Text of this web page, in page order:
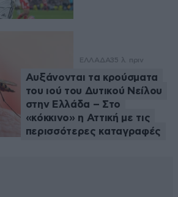
ΕΛΛΑΔΑ35 λ. πριν
Αυξάνονται τα κρούσματα
του ιού του Δυτικού Νείλου
στην Ελλάδα – Στο
«κόκκινο» η Αττική με τις
περισσότερες καταγραφές